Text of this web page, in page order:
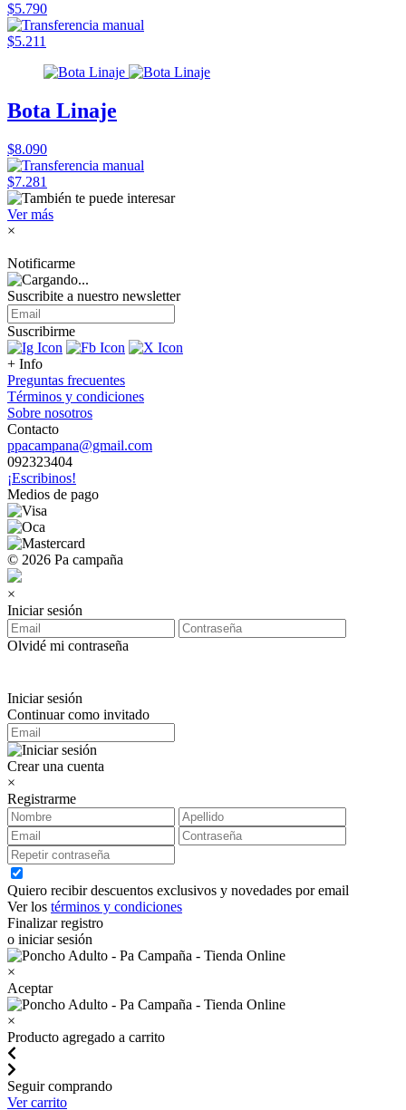
$5.790
$5.211
Bota Linaje
$8.090
$7.281
Ver más
×
Notificarme
Suscribite a nuestro newsletter
Suscribirme
+ Info
Preguntas frecuentes
Términos y condiciones
Sobre nosotros
Contacto
ppacampana@gmail.com
092323404
¡Escribinos!
Medios de pago
© 2026 Pa campaña
×
Iniciar sesión
Olvidé mi contraseña
Iniciar sesión
Continuar como invitado
Crear una cuenta
×
Registrarme
Quiero recibir descuentos exclusivos y novedades por email
Ver los términos y condiciones
Finalizar registro
o iniciar sesión
×
Aceptar
×
Producto agregado a carrito
Seguir comprando
Ver carrito